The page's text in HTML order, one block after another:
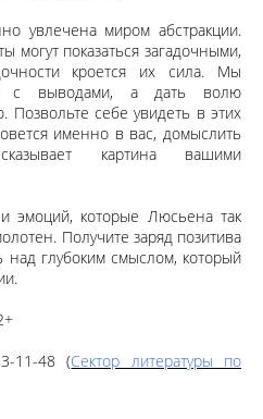
увлечена миром абстракции.
могут показаться загадочными,
кроется их сила. Мы
с выводами, а дать волю
Позвольте себе увидеть в этих
именно в вас, домыслить
картина вашими
эмоций, которые Люсьена так
Получите заряд позитива
над глубоким смыслом, который
11-48 (Сектор литературы по